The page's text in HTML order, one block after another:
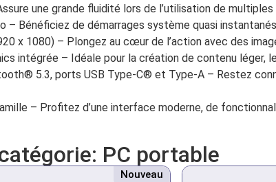
une grande fluidité lors de l’utilisation de
– Bénéficiez de démarrages système quasi
x 1080) – Plongez au cœur de l’action avec des
intégrée – Idéale pour la création de contenu léger,
5.3, ports USB Type-C® et Type-A – Restez
– Profitez d’une interface moderne, de
PC portable
Nouveau